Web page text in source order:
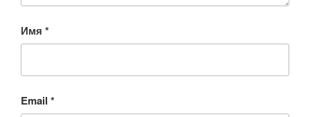
Имя *
Email *